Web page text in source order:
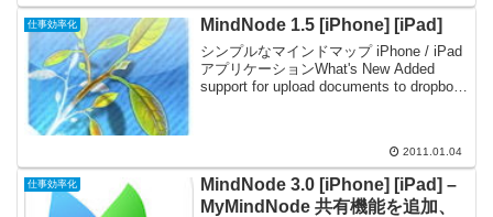
仕事効率化 MindNode 1.5 [iPhone] [iPad]
シンプルなマインドマップ iPhone / iPad
アプリケーションWhat's New Added
support for upload documents to dropbox.
2011.01.04
仕事効率化
MindNode 3.0 [iPhone] [iPad] –
MyMindNode 共有機能を追加、